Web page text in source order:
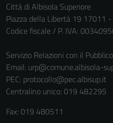
Città di Albisola Superiore
Piazza della Libertà 19 17011 -
Codice fiscale / P. IVA:
Servizio Relazioni con il Pubblico
Email: urp@comune.albisola-
PEC: protocollo@pec.albisup.it
Centralino unico: 019 482295
Fax: 019 480511